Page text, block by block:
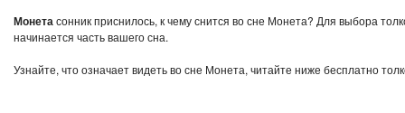
Монетасонник приснилось, к чему снится во сне Монета? Для выбора
начинается часть вашего сна.
Узнайте, что означает видеть во сне Монета, читайте ниже бесплатно